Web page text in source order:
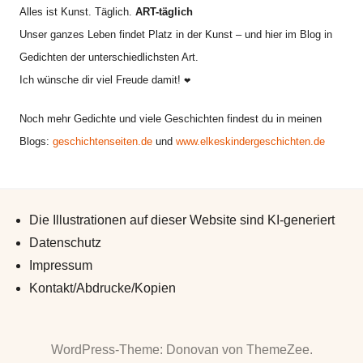
Alles ist Kunst. Täglich. ART-täglich
Unser ganzes Leben findet Platz in der Kunst – und hier im Blog in
Gedichten der unterschiedlichsten Art.
Ich wünsche dir viel Freude damit! ❤
Noch mehr Gedichte und viele Geschichten findest du in meinen
Blogs: geschichtenseiten.de und www.elkeskindergeschichten.de
Die Illustrationen auf dieser Website sind KI-generiert
Datenschutz
Impressum
Kontakt/Abdrucke/Kopien
WordPress-Theme: Donovan von ThemeZee.